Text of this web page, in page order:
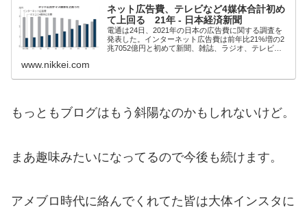
ネット広告費、テレビなど4媒体合計初め
て上回る 21年 - 日本経済新聞
電通は24日、2021年の日本の広告費に関する調査を
発表した。インターネット広告費は前年比21%増の2
兆7052億円と初めて新聞、雑誌、ラジオ、テレビの
www.nikkei.com
もっともブログはもう斜陽なのかもしれないけど。
まあ趣味みたいになってるので今後も続けます。
アメブロ時代に絡んでくれてた皆は大体インスタに